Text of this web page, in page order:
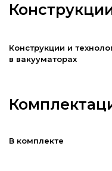
Конструкции и
в вакууматорах
В комплекте